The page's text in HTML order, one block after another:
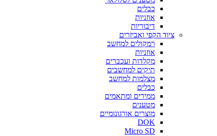
כבלים
אוזניות
דיבוריות
ציוד הקפי ואביזרים
רמקולים למחשב
אוזניות
מקלדות ועכברים
תיקים למחשבים
מצלמות למחשב
כבלים
ממירים ומתאמים
מטענים
מוצרים אורגונומיים
DOK
Micro SD